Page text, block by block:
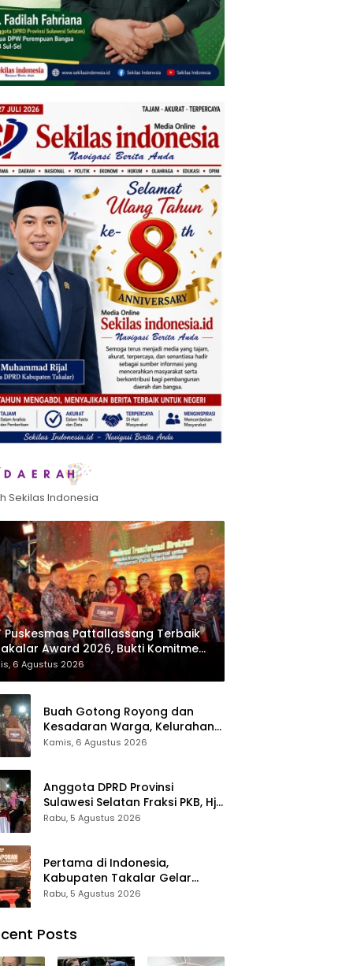
Sekilas Indonesia
Puskesmas Pattallassang Terbaik
Award 2026, Bukti Komitmen
Pelayanan Kesehatan
6 Agustus 2026
Buah Gotong Royong dan
Kesadaran Warga, Kelurahan
Patte’ne Menjadi Bintang
Kamis, 6 Agustus 2026
Anggota DPRD Provinsi
Sulawesi Selatan Fraksi PKB, Hj.
Fadilah Fahriana Hadiri Dan
Pengabdian Melalui Malam
Apresiasi dan Inovasi Award
2026
Rabu, 5 Agustus 2026
Pertama di Indonesia,
Kabupaten Takalar Gelar
Malam Apresiasi dan Inovasi
Publik Berprestasi
Rabu, 5 Agustus 2026
Posts